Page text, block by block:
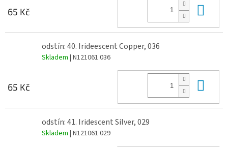
65 Kč
odstín: 40. Irideescent Copper, 036
Skladem | N121061 036
65 Kč
odstín: 41. Iridescent Silver, 029
Skladem | N121061 029